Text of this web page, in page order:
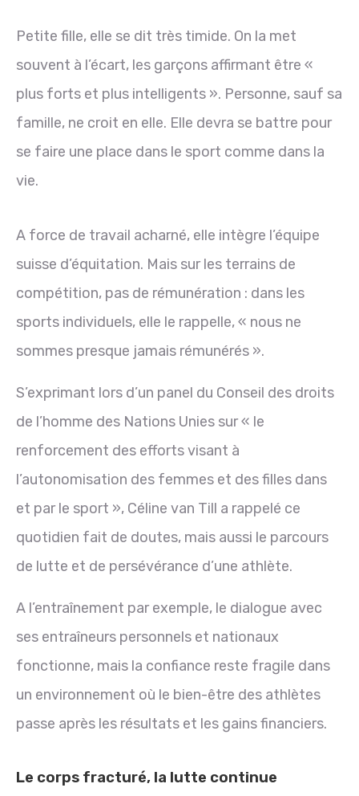
Petite fille, elle se dit très timide. On la met
souvent à l’écart, les garçons affirmant être «
plus forts et plus intelligents ». Personne, sauf sa
famille, ne croit en elle. Elle devra se battre pour
se faire une place dans le sport comme dans la
vie.
A force de travail acharné, elle intègre l’équipe
suisse d’équitation. Mais sur les terrains de
compétition, pas de rémunération : dans les
sports individuels, elle le rappelle, « nous ne
sommes presque jamais rémunérés ».
S’exprimant lors d’un panel du Conseil des droits
de l’homme des Nations Unies sur « le
renforcement des efforts visant à
l’autonomisation des femmes et des filles dans
et par le sport », Céline van Till a rappelé ce
quotidien fait de doutes, mais aussi le parcours
de lutte et de persévérance d’une athlète.
A l’entraînement par exemple, le dialogue avec
ses entraîneurs personnels et nationaux
fonctionne, mais la confiance reste fragile dans
un environnement où le bien-être des athlètes
passe après les résultats et les gains financiers.
Le corps fracturé, la lutte continue